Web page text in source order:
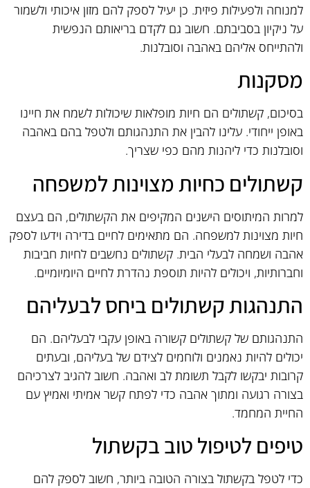
למנוחה ולפעילות פיזית. כן יעיל לספק להם מזון איכותי ולשמור
על ניקיון בסביבתם. חשוב גם לקדם בריאותם הנפשית
ולהתייחס אליהם באהבה וסובלנות.
מסקנות
בסיכום, קשתולים הם חיות מופלאות שיכולות לשמח את חיינו
באופן ייחודי. עלינו להבין את התנהגותם ולטפל בהם באהבה
וסובלנות כדי ליהנות מהם כפי שצריך.
קשתולים כחיות מצוינות למשפחה
למרות המיתוסים הישנים המקיפים את הקשתולים, הם בעצם
חיות מצוינות למשפחה. הם מתאימים לחיים בדירה וידעו לספק
אהבה ושמחה לבעלי הבית. קשתולים נחשבים לחיות חביבות
וחברותיות, ויכולים להיות תוספת נהדרת לחיים היומיומיים.
התנהגות קשתולים ביחס לבעליהם
התנהגותם של קשתולים קשורה באופן עקבי לבעליהם. הם
יכולים להיות נאמנים ולוחמים לצידם של בעליהם, ובעתים
קרובות יבקשו לקבל תשומת לב ואהבה. חשוב להגיב לצרכיהם
בצורה רגועה ומתוך אהבה כדי לפתח קשר אמיתי ואמיץ עם
החיית המחמד.
טיפים לטיפול טוב בקשתול
כדי לטפל בקשתול בצורה הטובה ביותר, חשוב לספק להם